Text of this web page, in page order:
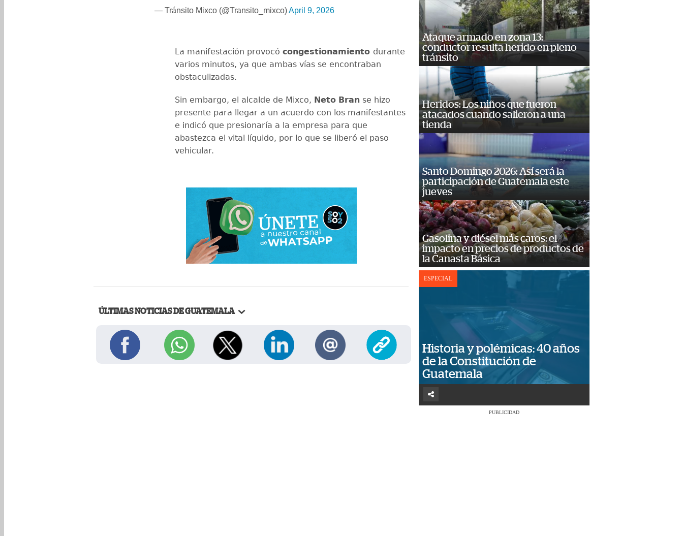
— Tránsito Mixco (@Transito_mixco)April 9, 2026
La manifestación provocó congestionamiento durante
varios minutos, ya que ambas vías se encontraban
obstaculizadas.
Sin embargo, el alcalde de Mixco, Neto Bran se hizo
presente para llegar a un acuerdo con los manifestantes
e indicó que presionaría a la empresa para que
abastezca el vital líquido, por lo que se liberó el paso
vehicular.
ÚLTIMAS NOTICIAS DE GUATEMALA
Ataque armado en zona 13:
conductor resulta herido en pleno
tránsito
Heridos: Los niños que fueron
atacados cuando salieron a una
tienda
Santo Domingo 2026: Así será la
participación de Guatemala este
jueves
Gasolina y diésel más caros: el
impacto en precios de productos de
la Canasta Básica
ESPECIAL
Historia y polémicas: 40 años
de la Constitución de
Guatemala
PUBLICIDAD